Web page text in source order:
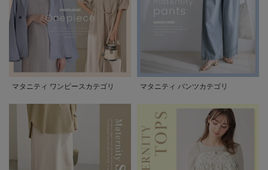
マタニティ ワンピースカテゴリ マタニティ パンツカテゴリ